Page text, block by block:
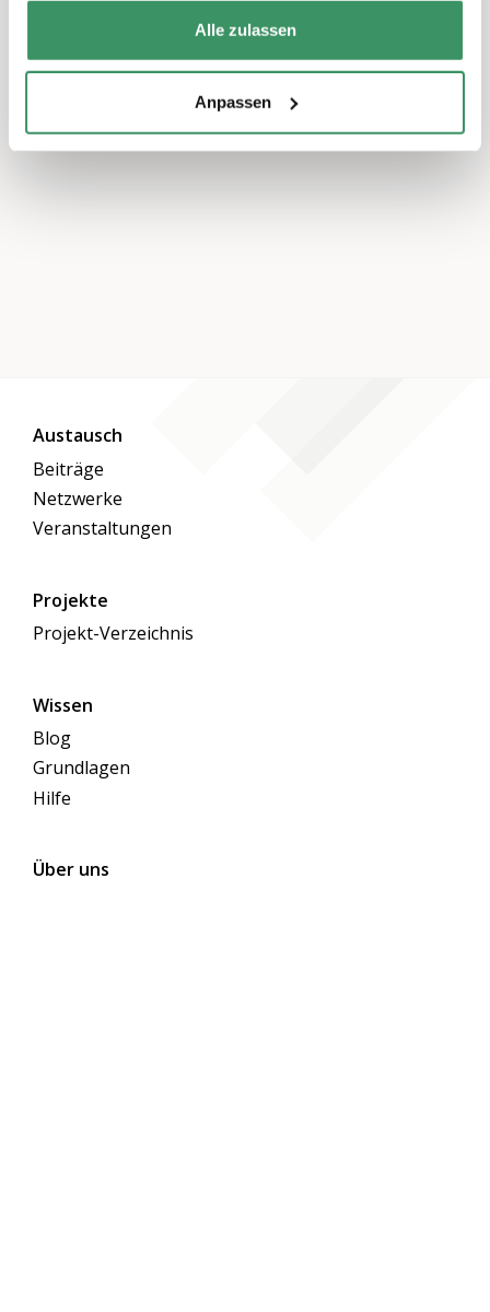
Alle zulassen
Anpassen
Austausch
Beiträge
Netzwerke
Veranstaltungen
Projekte
Projekt-Verzeichnis
Wissen
Blog
Grundlagen
Hilfe
Über uns